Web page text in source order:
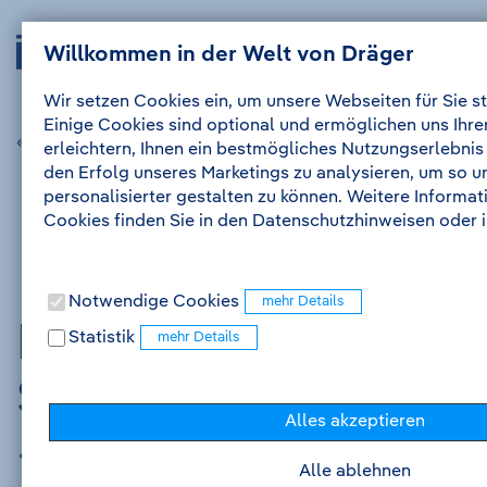
Zum
Inhalt
Anmelden
Zur
Navigation
Drägerwerk
AG
KGaA
Startseite
Willkommen in der Welt von Dräger
Wir setzen Cookies ein, um unsere Webseiten für Sie
Einige Cookies sind optional und ermöglichen uns
erleichtern, Ihnen ein bestmögliches
den Erfolg unseres Marketings zu analysieren, um so
personalisierter gestalten zu können. Weitere
Cookies finden Sie in den Datenschutzhinweisen oder
Notwendige Cookies
Statistik
Alles akzeptieren
Alle ablehnen
« vorherige Stellenanzeige nächste Stellenanzeige »
Praktikum Digital
Sales Development
- E-Commerce